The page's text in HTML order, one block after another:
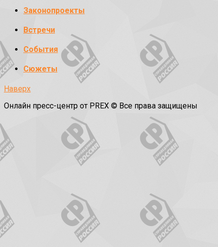
Законопроекты
Встречи
События
Сюжеты
Наверх
Онлайн пресс-центр от PREX © Все права защищены